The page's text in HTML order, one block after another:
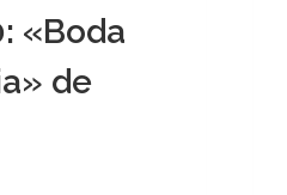
«Boda
de